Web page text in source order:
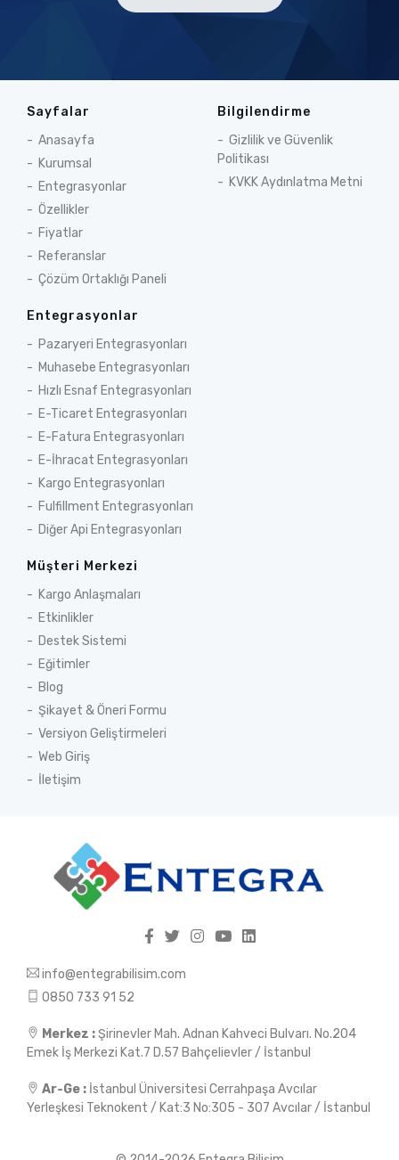
Sayfalar
Anasayfa
Kurumsal
Entegrasyonlar
Özellikler
Fiyatlar
Referanslar
Çözüm Ortaklığı Paneli
Bilgilendirme
Gizlilik ve Güvenlik
Politikası
KVKK Aydınlatma Metni
Entegrasyonlar
Pazaryeri Entegrasyonları
Muhasebe Entegrasyonları
Hızlı Esnaf Entegrasyonları
E-Ticaret Entegrasyonları
E-Fatura Entegrasyonları
E-İhracat Entegrasyonları
Kargo Entegrasyonları
Fulfillment Entegrasyonları
Diğer Api Entegrasyonları
Müşteri Merkezi
Kargo Anlaşmaları
Etkinlikler
Destek Sistemi
Eğitimler
Blog
Şikayet & Öneri Formu
Versiyon Geliştirmeleri
Web Giriş
İletişim
info@entegrabilisim.com
0850 733 91 52
Merkez :Şirinevler Mah. Adnan Kahveci Bulvarı. No.204
Emek İş Merkezi Kat.7 D.57 Bahçelievler / İstanbul
Ar-Ge : İstanbul Üniversitesi Cerrahpaşa Avcılar
Yerleşkesi Teknokent / Kat:3 No:305 - 307 Avcılar / İstanbul